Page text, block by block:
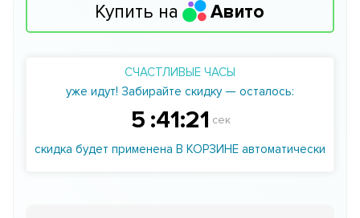
Купить на Авито
СЧАСТЛИВЫЕ ЧАСЫ
уже идут! Забирайте скидку — осталось:
5 :41:21 сек
скидка будет применена В КОРЗИНЕ автоматически